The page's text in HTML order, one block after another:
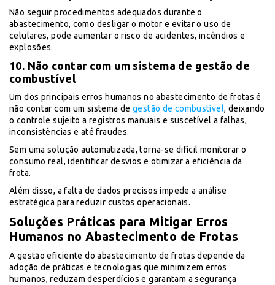
Não seguir procedimentos adequados durante o
abastecimento, como desligar o motor e evitar o uso de
celulares, pode aumentar o risco de acidentes, incêndios e
explosões.
10. Não contar com um sistema de gestão de
combustível
Um dos principais erros humanos no abastecimento de frotas é
não contar com um sistema degestão de combustível, deixando
o controle sujeito a registros manuais e suscetível a falhas,
inconsistências e até fraudes.
Sem uma solução automatizada, torna-se difícil monitorar o
consumo real, identificar desvios e otimizar a eficiência da
frota.
Além disso, a falta de dados precisos impede a análise
estratégica para reduzir custos operacionais.
Soluções Práticas para Mitigar Erros
Humanos no Abastecimento de Frotas
A gestão eficiente do abastecimento de frotas depende da
adoção de práticas e tecnologias que minimizem erros
humanos, reduzam desperdícios e garantam a segurança